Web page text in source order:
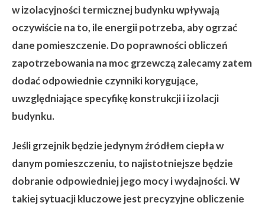
w izolacyjności termicznej budynku wpływają
oczywiście na to, ile energii potrzeba, aby ogrzać
dane pomieszczenie. Do poprawności obliczeń
zapotrzebowania na moc grzewczą zalecamy zatem
dodać odpowiednie czynniki korygujące,
uwzględniające specyfikę konstrukcji i izolacji
budynku.
Jeśli grzejnik będzie jedynym źródłem ciepła w
danym pomieszczeniu, to najistotniejsze będzie
dobranie odpowiedniej jego mocy i wydajności. W
takiej sytuacji kluczowe jest precyzyjne obliczenie